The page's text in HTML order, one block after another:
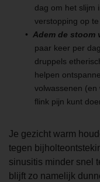
dag om het slijm
verstopping op
Adem de stoom
paar keer per
druppels
helpen
volwassenen (en
flink pijn kunt
Je gezicht warm
tegen
sinusitis minder snel
blijft zo namelijk